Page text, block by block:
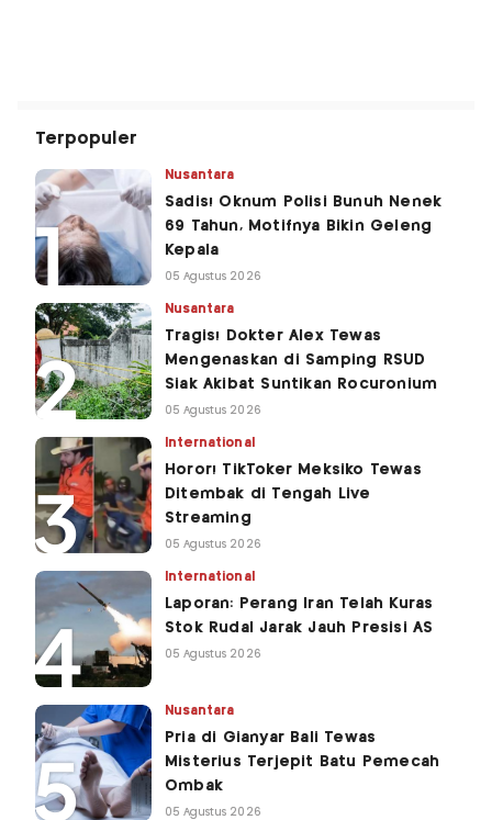
Terpopuler
Nusantara
Sadis! Oknum Polisi Bunuh Nenek
69 Tahun, Motifnya Bikin Geleng
Kepala
05 Agustus 2026
Nusantara
Tragis! Dokter Alex Tewas
Mengenaskan di Samping RSUD
Siak Akibat Suntikan Rocuronium
05 Agustus 2026
International
Horor! TikToker Meksiko Tewas
Ditembak di Tengah Live
Streaming
05 Agustus 2026
International
Laporan: Perang Iran Telah Kuras
Stok Rudal Jarak Jauh Presisi AS
05 Agustus 2026
Nusantara
Pria di Gianyar Bali Tewas
Misterius Terjepit Batu Pemecah
Ombak
05 Agustus 2026